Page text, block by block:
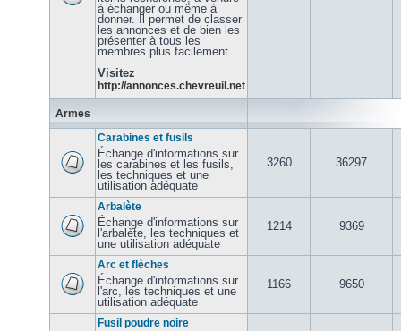
à échanger ou même à
donner. Il permet de classer
les annonces et de bien les
présenter à tous les
membres plus facilement.
Visitez
http://annonces.chevreuil.net
Armes
Carabines et fusils
Échange d'informations sur
les carabines et les fusils,
les techniques et une
utilisation adéquate
3260 36297
Arbalète
Échange d'informations sur
l'arbalète, les techniques et
une utilisation adéquate
1214 9369
Arc et flèches
Échange d'informations sur
l'arc, les techniques et une
utilisation adéquate
1166 9650
Fusil poudre noire